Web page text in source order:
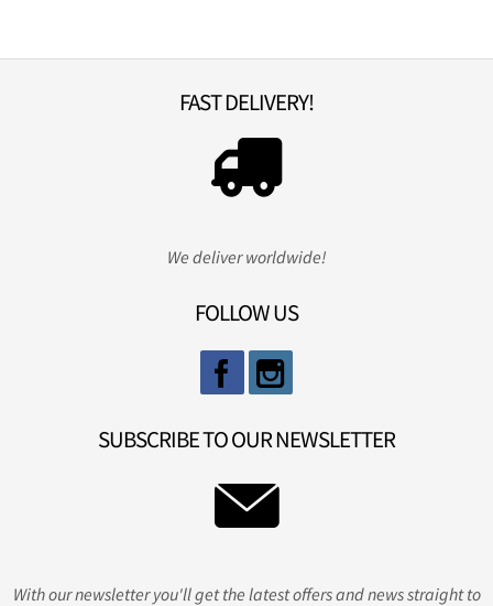
FAST DELIVERY!
We deliver worldwide!
FOLLOW US
SUBSCRIBE TO OUR NEWSLETTER
With our newsletter you'll get the latest offers and news straight to